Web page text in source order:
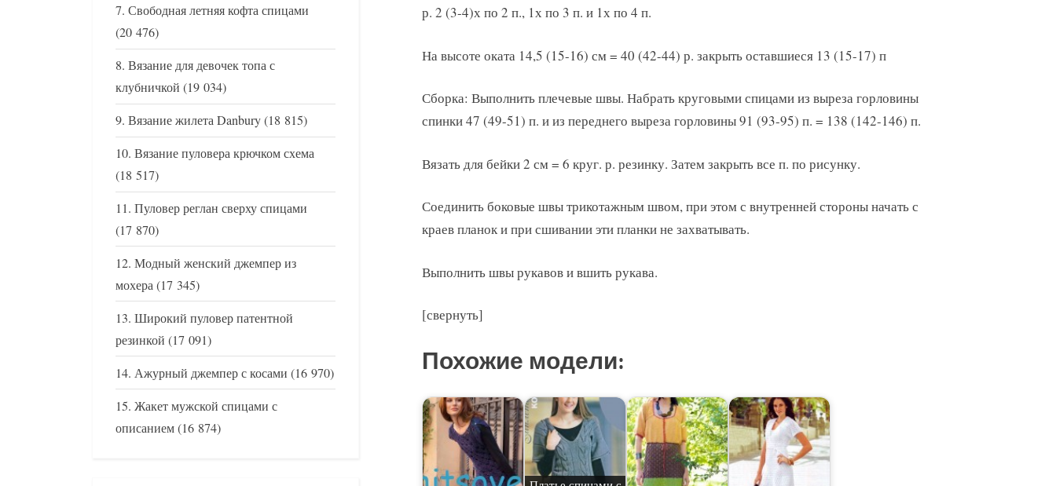
р. 2 (3-4)х по 2 п., 1х по 3 п. и 1х по 4 п.
На высоте оката 14,5 (15-16) см = 40 (42-44) р. закрыть оставшиеся 13 (15-17) п
Сборка: Выполнить плечевые швы. Набрать круговыми спицами из выреза горловины
спинки 47 (49-51) п. и из переднего выреза горловины 91 (93-95) п. = 138 (142-146) п.
Вязать для бейки 2 см = 6 круг. р. резинку. Затем закрыть все п. по рисунку.
Соединить боковые швы трикотажным швом, при этом с внутренней стороны начать с
краев планок и при сшивании эти планки не захватывать.
Выполнить швы рукавов и вшить рукава.
[свернуть]
Похожие модели:
Свободная летняя кофта спицами
(20 476)
Вязание для девочек топа с
клубничкой (19 034)
Вязание жилета Danbury(18 815)
Вязание пуловера крючком схема
(18 517)
Пуловер реглан сверху спицами
(17 870)
Модный женский джемпер из
мохера(17 345)
Широкий пуловер патентной
резинкой (17 091)
Ажурный джемпер с косами (16 970)
Жакет мужской спицами с
описанием(16 874)